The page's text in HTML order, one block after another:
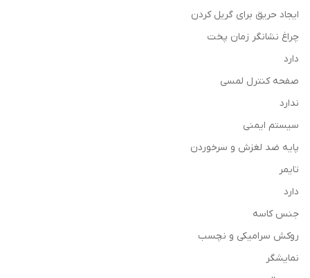
ایجاد حریق برای گریل کردن
چراغ نشانگر زمان پخت
دارد
صفحه کنترل لمسی
ندارد
سیستم ایمنی
پایه ضد لغزش و سرخوردن
تایمر
دارد
جنس کاسه
روکش سرامیکی و نچسب
نمایشگر